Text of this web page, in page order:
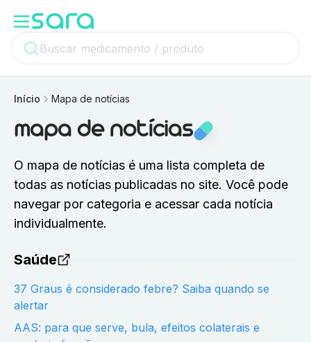
Início Mapa de notícias
mapa de notícias
O mapa de notícias é uma lista completa de
todas as notícias publicadas no site. Você pode
navegar por categoria e acessar cada notícia
individualmente.
Saúde
37 Graus é considerado febre? Saiba quando se
alertar
AAS: para que serve, bula, efeitos colaterais e